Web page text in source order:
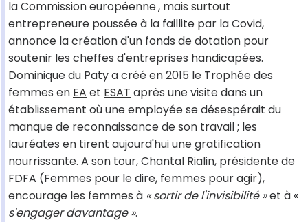
la Commission européenne, mais surtout
entrepreneure poussée à la faillite par la Covid,
annonce la création d'un fonds de dotation pour
soutenir les cheffes d'entreprises handicapées.
Dominique du Paty a créé en 2015 le Trophée des
femmes en EA et ESAT après une visite dans un
établissement où une employée se désespérait du
manque de reconnaissance de son travail ; les
lauréates en tirent aujourd'hui une gratification
nourrissante. A son tour, Chantal Rialin, présidente de
FDFA (Femmes pour le dire, femmes pour agir),
encourage les femmes à « sortir de l'invisibilité »et à «
s'engager davantage ».